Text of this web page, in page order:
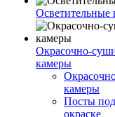
Окрасочно-
камеры
камеры
Посты
окраске